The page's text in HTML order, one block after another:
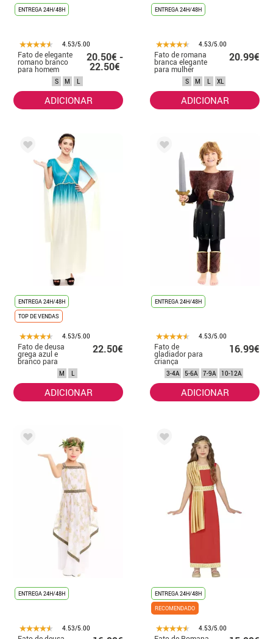
ENTREGA 24H/48H
4.53/5.00
Fato de elegante
romano branco
para homem
20.50€ -
22.50€
S M L
ADICIONAR
ENTREGA 24H/48H
4.53/5.00
Fato de romana
branca elegante
para mulher
20.99€
S M L XL
ADICIONAR
ENTREGA 24H/48H
TOP DE VENDAS
4.53/5.00
Fato de deusa
grega azul e
branco para
22.50€
M L
ADICIONAR
ENTREGA 24H/48H
4.53/5.00
Fato de
gladiador para
criança
16.99€
3-4A 5-6A 7-9A 10-12A
ADICIONAR
ENTREGA 24H/48H
4.53/5.00
ENTREGA 24H/48H
RECOMENDADO
4.53/5.00